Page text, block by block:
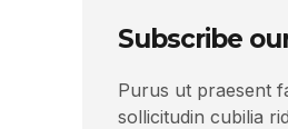
Subscribe
Purus ut praesent
sollicitudin cubilia